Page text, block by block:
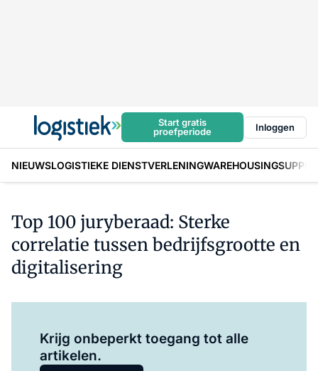
Start gratis
proefperiode
Inloggen
NIEUWSLOGISTIEKE DIENSTVERLENINGWAREHOUSING
Top 100 juryberaad: Sterke
correlatie tussen bedrijfsgrootte en
digitalisering
Krijg onbeperkt toegang tot alle
artikelen.